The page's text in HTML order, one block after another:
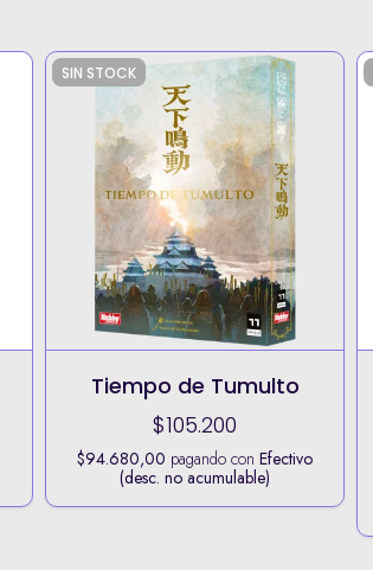
SIN STOCK
Tiempo de Tumulto
$105.200
$94.680,00 pagando conEfectivo
(desc. no acumulable)